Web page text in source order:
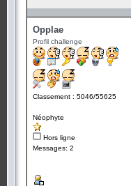
Opplae
Profil challenge
Classement : 5046/55625
Néophyte
Hors ligne
Messages: 2